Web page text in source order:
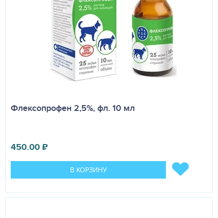
Флексопрофен 2,5%, фл. 10 мл
450.00₽
В КОРЗИНУ